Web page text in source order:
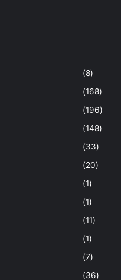
(8)
(168)
(196)
(148)
(33)
(20)
(1)
(1)
(11)
(1)
(7)
(36)